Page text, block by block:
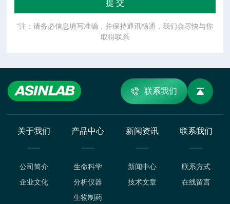
"注：请务必信息填写准确，并保持通讯畅通，我们会尽快与你
取得联系
联系我们
关于我们
公司简介
企业文化
产品中心
生命科学
分析仪器
生物制药
新闻资讯
新闻中心
技术文章
联系我们
联系方式
在线留言